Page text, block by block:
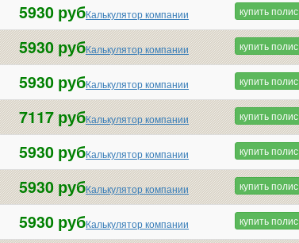
5930 рубКалькулятор компании купить полис
5930 рубКалькулятор компании купить полис
5930 рубКалькулятор компании купить полис
7117 рубКалькулятор компании купить полис
5930 рубКалькулятор компании купить полис
5930 рубКалькулятор компании купить полис
5930 рубКалькулятор компании купить полис